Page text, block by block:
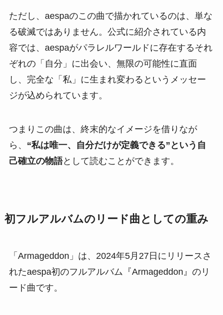
ただし、aespaのこの曲で描かれているのは、単な
る破滅ではありません。公式に紹介されている内
容では、aespaがパラレルワールドに存在するそれ
ぞれの「自分」に出会い、無限の可能性に直面
し、完全な「私」に生まれ変わるというメッセー
ジが込められています。
つまりこの曲は、終末的なイメージを借りなが
ら、 “私は唯一、自分だけが定義できる”という自
己確立の物語として読むことができます。
初フルアルバムのリード曲としての重み
「Armageddon」は、2024年5月27日にリリースさ
れたaespa初のフルアルバム『Armageddon』のリ
ード曲です。